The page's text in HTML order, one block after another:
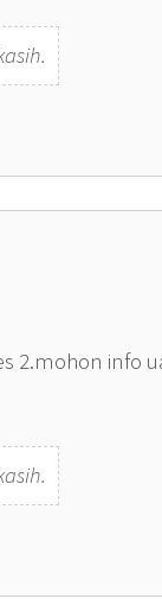
2.mohon info